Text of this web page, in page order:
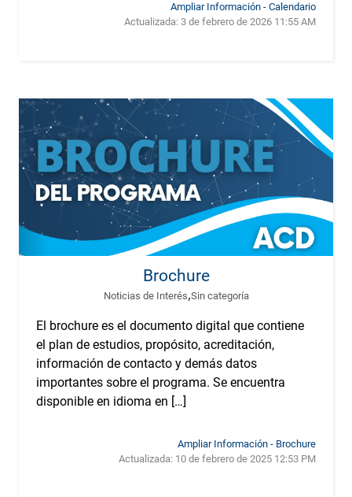
Ampliar Información - Calendario
Actualizada: 3 de febrero de 2026 11:55 AM
Brochure
Noticias de Interés,Sin categoría
El brochure es el documento digital que contiene
el plan de estudios, propósito, acreditación,
información de contacto y demás datos
importantes sobre el programa. Se encuentra
disponible en idioma en […]
Ampliar Información - Brochure
Actualizada: 10 de febrero de 2025 12:53 PM